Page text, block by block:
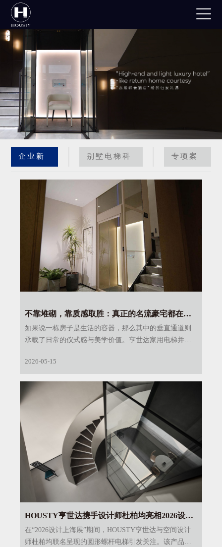
企业新
别墅电梯科
专项案
不靠堆砌，靠质感取胜：真正的名流豪宅都在流
行亨世达家用电梯
如果说一栋房子是生活的容器，那么其中的垂直通道则
承载了日常的仪式感与美学价值。亨世达家用电梯并没
家庭垂直交通基本需求的同时，用经得起推敲的细节和
质感，去融入你所钟爱的那个家。在这样的选择面前，
所谓的宅邸气韵，便在不言中自然流露了。
2026-05-15
HOUSTY亨世达携手设计师杜柏均亮相2026设计
上海：圆形螺杆电梯探索别墅垂直交通新范式
在“2026设计上海展”期间，HOUSTY亨世达与空间设计
师杜柏均联名呈现的圆形螺杆电梯引发关注。该产品以